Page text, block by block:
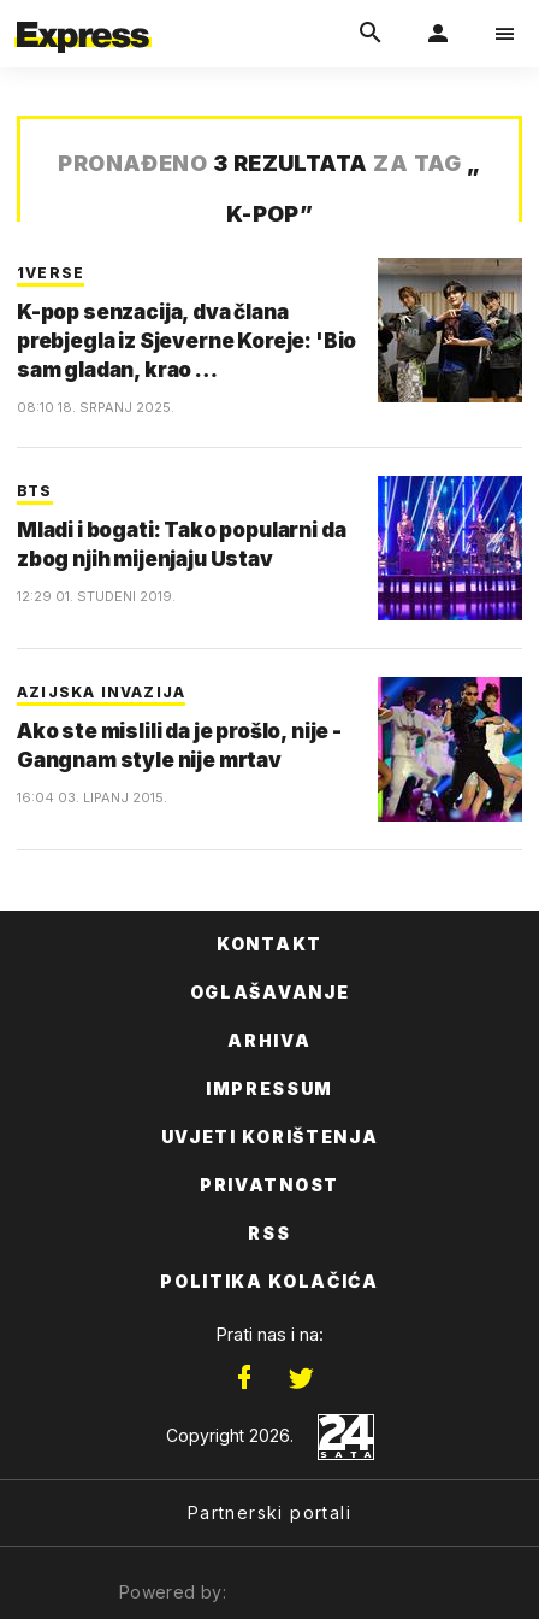
PRONAĐENO 3 REZULTATA ZA TAG „
K-POP”
1VERSE
K-pop senzacija, dva člana
prebjegla iz Sjeverne Koreje: 'Bio
sam gladan, krao …
08:10 18. SRPANJ 2025.
BTS
Mladi i bogati: Tako popularni da
zbog njih mijenjaju Ustav
12:29 01. STUDENI 2019.
AZIJSKA INVAZIJA
Ako ste mislili da je prošlo, nije -
Gangnam style nije mrtav
16:04 03. LIPANJ 2015.
KONTAKT
OGLAŠAVANJE
ARHIVA
IMPRESSUM
UVJETI KORIŠTENJA
PRIVATNOST
RSS
POLITIKA KOLAČIĆA
Prati nas i na:
Copyright 2026.
Partnerski portali
Powered by: